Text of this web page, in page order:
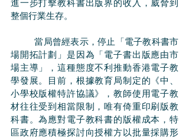
進一步打擊教科書出版界的收入，威脅到
整個行業生存。
	當局曾經表示，停止「電子教科書市
場開拓計劃」是因為「電子書出版應由市
場主導」，這種態度不利推動香港電子教
學發展。目前，根據教育局制定的《中、
小學校版權特許協議》，教師使用電子教
材往往受到相當限制，唯有倚重印刷版教
科書。為應對電子教科書的版權成本，特
區政府應積極探討向授權方以批量採購形